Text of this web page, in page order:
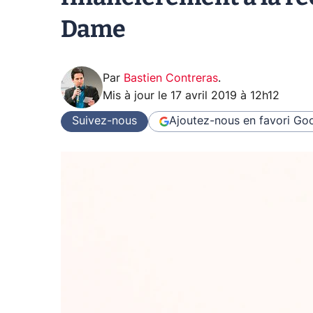
Dame
Par Bastien Contreras.
Mis à jour le 17 avril 2019 à 12h12
Suivez-nous Ajoutez-nous en favori